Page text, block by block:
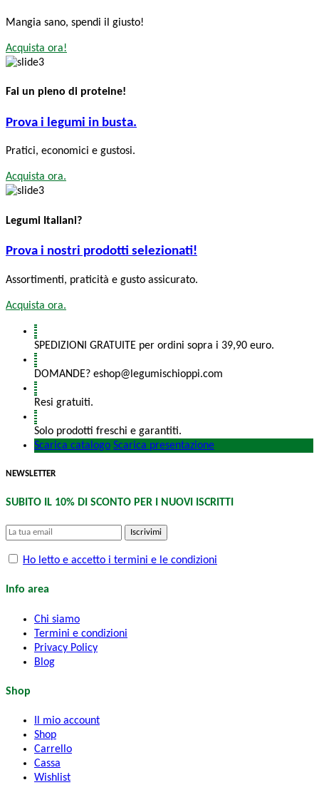
Mangia sano, spendi il giusto!
Acquista ora!
Fai un pieno di proteine!
Prova i legumi in busta.
Pratici, economici e gustosi.
Acquista ora.
Legumi Italiani?
Prova i nostri prodotti selezionati!
Assortimenti, praticità e gusto assicurato.
Acquista ora.
SPEDIZIONI GRATUITE per ordini sopra i 39,90 euro.
DOMANDE? eshop@legumischioppi.com
Resi gratuiti.
Solo prodotti freschi e garantiti.
Scarica catalogo Scarica presentazione
NEWSLETTER
SUBITO IL 10% DI SCONTO PER I NUOVI ISCRITTI
Iscrivimi
Ho letto e accetto i termini e le condizioni
Info area
Chi siamo
Termini e condizioni
Privacy Policy
Blog
Shop
Il mio account
Shop
Carrello
Cassa
Wishlist